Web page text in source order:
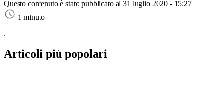
Questo contenuto è stato pubblicato al 31 luglio 2020 - 15:27
1 minuto
.
Articoli più popolari